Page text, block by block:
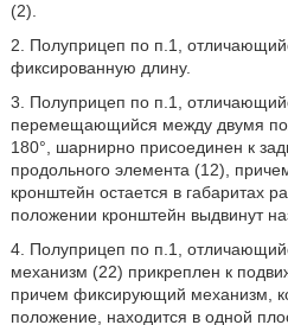
(2).
2. Полуприцеп по п.1,
фиксированную длину.
3. Полуприцеп по п.1,
перемещающийся между двумя
180°, шарнирно присоединен к
продольного элемента (12),
кронштейн остается в габаритах
положении кронштейн выдвинут
4. Полуприцеп по п.1,
механизм (22) прикреплен к
причем фиксирующий механизм,
положение, находится в одной